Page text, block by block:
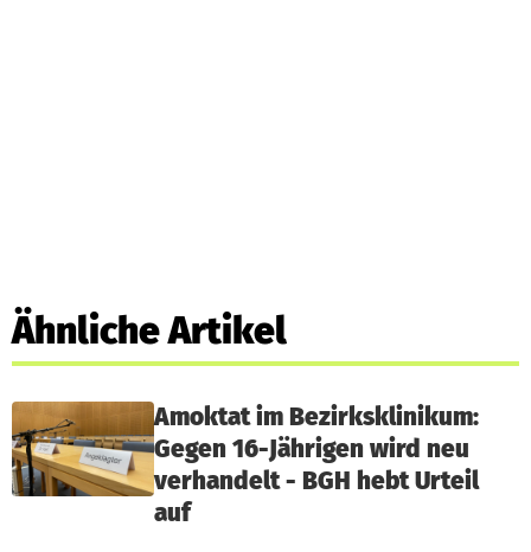
Ähnliche Artikel
Amoktat im Bezirksklinikum:
Gegen 16-Jährigen wird neu
verhandelt - BGH hebt Urteil
auf